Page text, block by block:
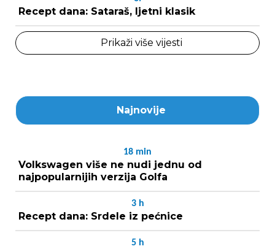
Recept dana: Sataraš, ljetni klasik
Prikaži više vijesti
Najnovije
18 min
Volkswagen više ne nudi jednu od
najpopularnijih verzija Golfa
3 h
Recept dana: Srdele iz pećnice
5 h